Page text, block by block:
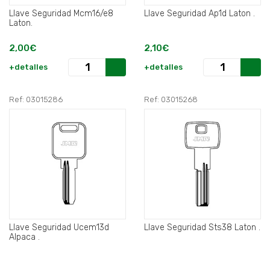
Llave Seguridad Mcm16/e8
Laton.
2,00€
+detalles
Llave Seguridad Ap1d Laton .
2,10€
+detalles
Ref: 03015286
Llave Seguridad Ucem13d
Alpaca .
Ref: 03015268
Llave Seguridad Sts38 Laton .